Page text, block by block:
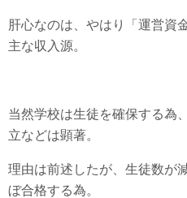
肝心なのは、やはり「運営資
主な収入源。
当然学校は生徒を確保する為
立などは顕著。
理由は前述したが、生徒数が
ぼ合格する為。